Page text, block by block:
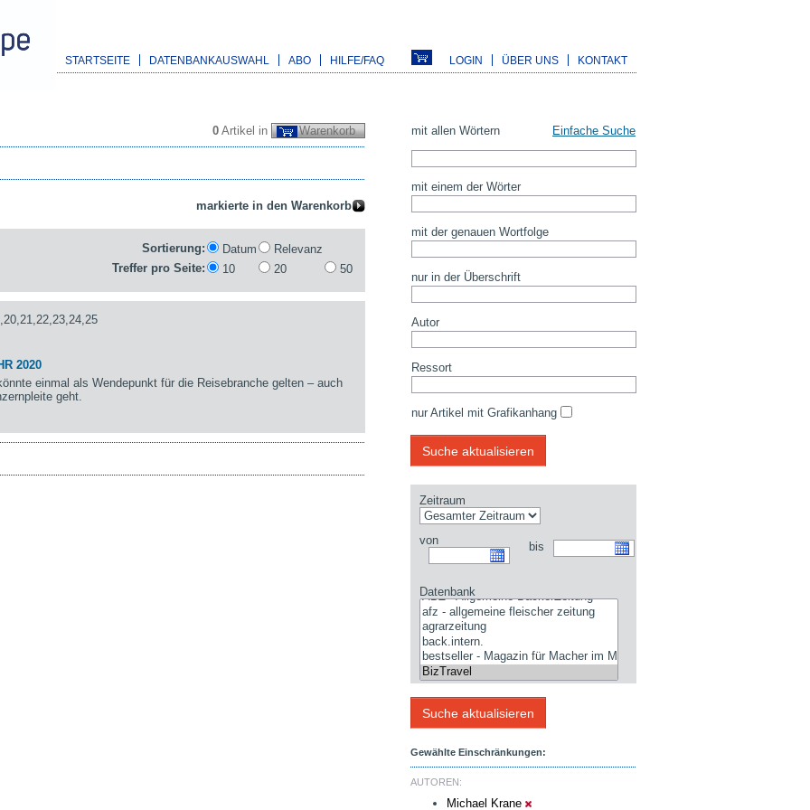
STARTSEITE DATENBANKAUSWAHL ABO HILFE/FAQ LOGIN ÜBER UNS KONTAKT
0 Artikel in Warenkorb
Sortierung: Datum
Relevanz
Treffer pro Seite:
10 20 50
2020
einmal als Wendepunkt für die Reisebranche gelten – auch
geht.
mit allen Wörtern Einfache Suche
mit einem der Wörter
mit der genauen Wortfolge
nur in der Überschrift
Autor
Ressort
nur Artikel mit Grafikanhang
Zeitraum
von bis
Datenbank
Gewählte Einschränkungen:
AUTOREN:
Michael Krane